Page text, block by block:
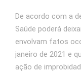
De acordo com a
Saúde poderá
envolvam fatos
janeiro de 2021 e
ação de